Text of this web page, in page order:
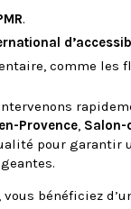
.
comme les
Provence, Salon-
pour garantir
, vous bénéficiez